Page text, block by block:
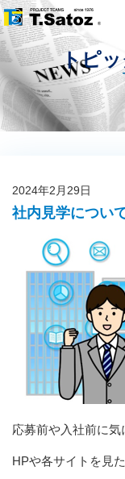
トピ
2024年2月29日
社内見学につい
応募前や入社前に気
HPや各サイトを見